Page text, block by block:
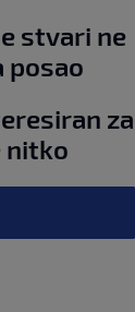
stvari ne
posao
za
nitko